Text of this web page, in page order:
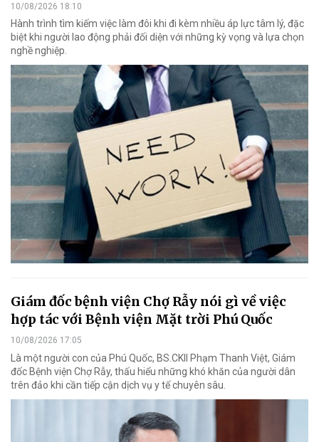
10/08/2026 18:10
Hành trình tìm kiếm việc làm đôi khi đi kèm nhiều áp lực tâm lý, đặc
biệt khi người lao động phải đối diện với những kỳ vọng và lựa chọn
nghề nghiệp.
Giám đốc bệnh viện Chợ Rẫy nói gì về việc
hợp tác với Bệnh viện Mặt trời Phú Quốc
10/08/2026 17:05
Là một người con của Phú Quốc, BS.CKII Phạm Thanh Việt, Giám
đốc Bệnh viện Chợ Rẫy, thấu hiểu những khó khăn của người dân
trên đảo khi cần tiếp cận dịch vụ y tế chuyên sâu.